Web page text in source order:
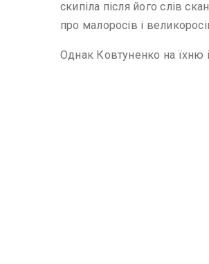
скипіла після його слів
про малоросів і
Однак Ковтуненко на їхню